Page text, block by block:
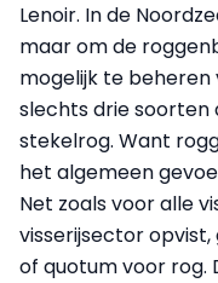
Lenoir. In de
maar om de
mogelijk te beheren
slechts drie soorten
stekelrog. Want
het algemeen
Net zoals voor alle
visserijsector
of quotum voor rog.